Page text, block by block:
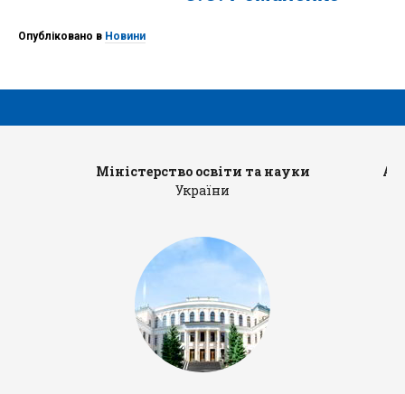
Опубліковано в Новини
Міністерство освіти та науки
України